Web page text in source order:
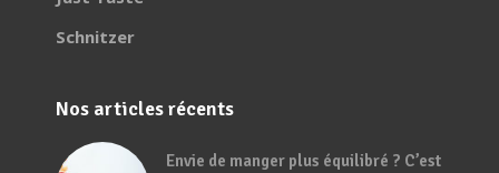
Schnitzer
Nos articles récents
Envie de manger plus équilibré ? C’est